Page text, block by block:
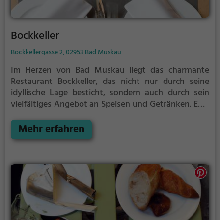
Bockkeller
Bockkellergasse 2, 02953 Bad Muskau
Im Herzen von Bad Muskau liegt das charmante
Restaurant Bockkeller, das nicht nur durch seine
idyllische Lage besticht, sondern auch durch sein
vielfältiges Angebot an Speisen und Getränken. Egal
oder internationalen Köstlichkeiten ist, hier wird
man garantiert fündig. Das gemütliche Ambiente
sich kulinarisch verwöhnen zu lassen. Ob allein, mit
Freunden oder der Familie - im Bockkeller findet
jeder seinen Platz. Das freundliche Personal sorgt
zudem dafür, dass es einem an nichts fehlt. Ein
Besuch im Bockkeller ist ein Genuss für alle Sinne
und ein Muss für alle Feinschmecker.
Mehr erfahren